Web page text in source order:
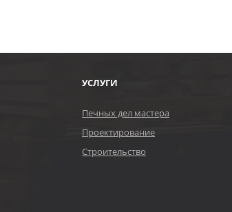
УСЛУГИ
Печных дел мастера
Проектирование
Строительство